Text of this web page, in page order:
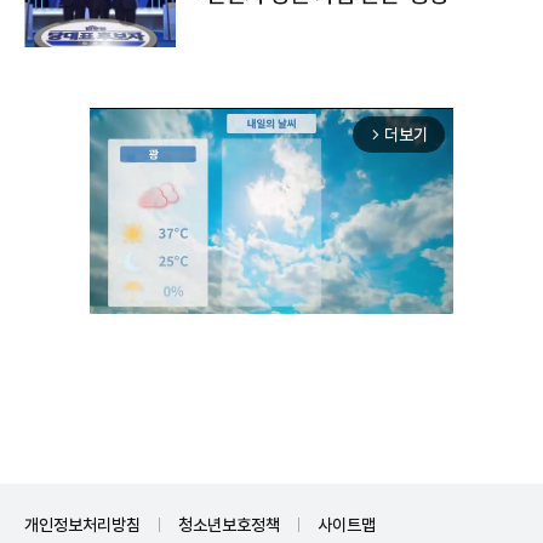
arrow_forward_ios 더보기
개인정보처리방침 청소년보호정책 사이트맵